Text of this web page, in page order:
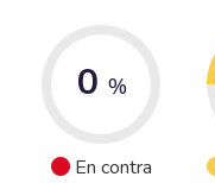
0 %
En contra